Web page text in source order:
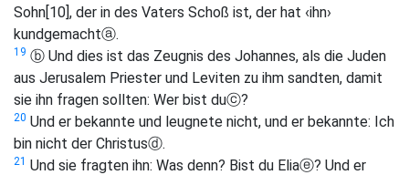
Sohn[10], der in des Vaters Schoß ist, der hat ‹ihn›
kundgemachtⓐ.
19 ⓑ Und dies ist das Zeugnis des Johannes, als die Juden
aus Jerusalem Priester und Leviten zu ihm sandten, damit
sie ihn fragen sollten: Wer bist duⓒ?
20 Und er bekannte und leugnete nicht, und er bekannte: Ich
bin nicht der Christusⓓ.
21 Und sie fragten ihn: Was denn? Bist du Eliaⓔ? Und er